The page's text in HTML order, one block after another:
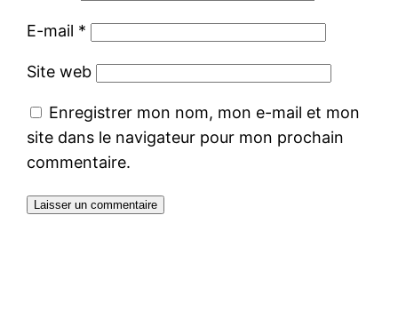
E-mail *
Site web
Enregistrer mon nom, mon e-mail et mon
site dans le navigateur pour mon prochain
commentaire.